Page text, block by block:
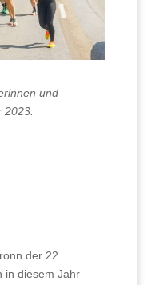
und
2023.
der 22.
in diesem Jahr